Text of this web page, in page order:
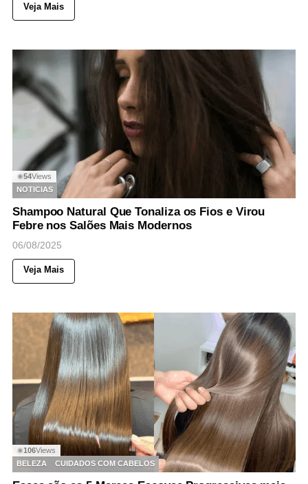
Veja Mais
◉54Views
NOTICIAS
Shampoo Natural Que Tonaliza os Fios e Virou
Febre nos Salões Mais Modernos
06/08/2025
Veja Mais
◉106Views
BELEZA
CUIDADOS COM CABELOS